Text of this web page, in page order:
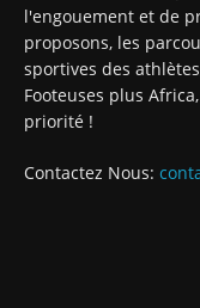
l'engouement et de
proposons, les
sportives des
Footeuses plus
priorité !
Contactez Nous: